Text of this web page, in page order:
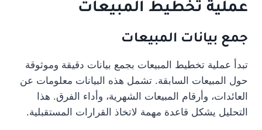
عملية تخطيط المبيعات
جمع بيانات المبيعات
تبدأ عملية تخطيط المبيعات بجمع بيانات دقيقة وموثوقة
حول المبيعات السابقة. تشمل هذه البيانات معلومات عن
العائدات، وأرقام المبيعات الشهرية، وأداء الفرق. هذا
التحليل يشكل قاعدة مهمة لاتخاذ القرارات المستقبلية.